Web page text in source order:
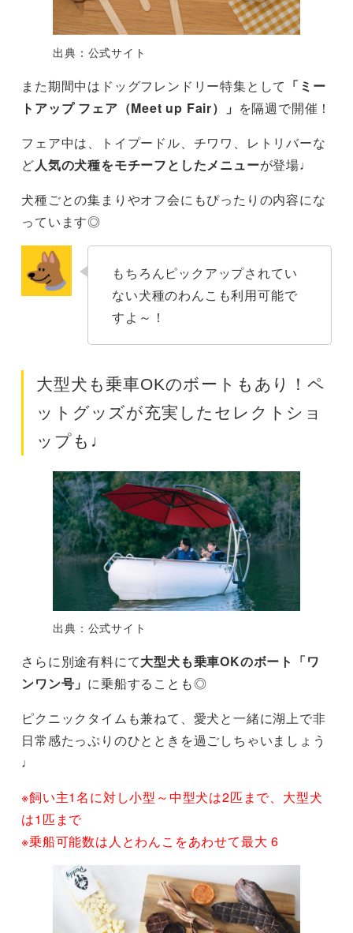
出典：公式サイト
また期間中はドッグフレンドリー特集として 「ミー
トアップ フェア（Meet up Fair）」 を隔週で開催！
フェア中は、トイプードル、チワワ、レトリバーな
ど人気の犬種をモチーフとしたメニューが登場♩
犬種ごとの集まりやオフ会にもぴったりの内容にな
っています◎
もちろんピックアップされてい
ない犬種のわんこも利用可能で
すよ～！
大型犬も乗車OKのボートもあり！ペ
ットグッズが充実したセレクトショ
ップも♩
出典：公式サイト
さらに別途有料にて大型犬も乗車OKのボート「ワ
ンワン号」 に乗船することも◎
ピクニックタイムも兼ねて、愛犬と一緒に湖上で非
日常感たっぷりのひとときを過ごしちゃいましょう
♩
※飼い主1名に対し小型～中型犬は2匹まで、大型犬
は1匹まで
※乗船可能数は人とわんこをあわせて最大 6